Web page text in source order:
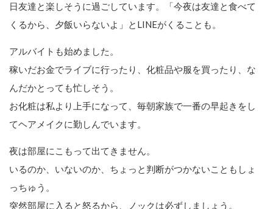
日友達と楽しそうに過ごしています。「今夜は友達と食べて
くるから、夕飯いらないよ」とLINEがくることも。
アルバイトも始めました。
稼いだお金でライブに行ったり、化粧品や服を買ったり、な
んだかとっても忙しそう。
お化粧は私より上手になって、毎朝家族で一番の早起きをし
てヘアメイクに勤しんでいます。
夜は部屋にこもって出てきません。
いるのか、いないのか、ちょっと判断がつかないこともしょ
っちゅう。
突然部屋に入ると怒るから、ノックは必ずしましょう。